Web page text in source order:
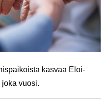
kas­vaa Eloi­
vuosi.